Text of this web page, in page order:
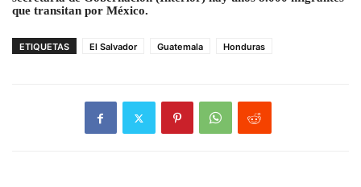
que transitan por México.
ETIQUETAS El Salvador Guatemala Honduras